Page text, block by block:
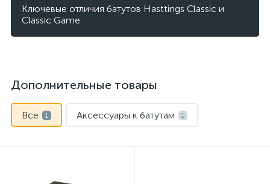
Ключевые отличия батутов Hasttings Classic и
Classic Gamе
Дополнительные товары
Все 1 Аксессуары к батутам 1